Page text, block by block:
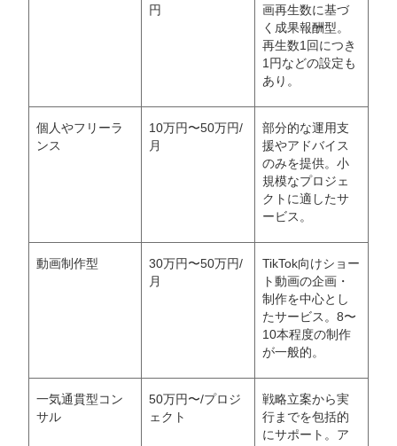
会社概要資料をダウンロー
〒160-0023 東京都新宿区西新宿3丁目8番3号 新
円
画再生数に基づ
く成果報酬型。
再生数1回につき
1円などの設定も
あり。
個人やフリーラ
ンス
10万円〜50万円/
月
部分的な運用支
援やアドバイス
のみを提供。小
規模なプロジェ
クトに適したサ
ービス。
動画制作型
30万円〜50万円/
月
TikTok向けショー
ト動画の企画・
制作を中心とし
たサービス。8〜
10本程度の制作
が一般的。
一気通貫型コン
サル
50万円〜/プロジ
ェクト
戦略立案から実
行までを包括的
にサポート。ア